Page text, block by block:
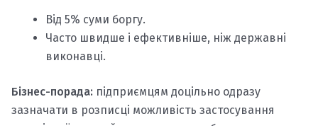
Від 5% суми боргу.
Часто швидше і ефективніше, ніж державні
виконавці.
Бізнес-порада: підприємцям доцільно одразу
зазначати в розписці можливість застосування